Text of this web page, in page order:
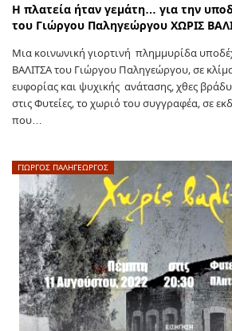
Η πλατεία ήταν γεμάτη… για την
του Γιώργου Παληγεώργου ΧΩΡΙΣ
Μια κοινωνική γιορτινή πλημμυρίδα
ΒΑΛΙΤΣΑ του Γιώργου Παληγεώργου, σε
ευφορίας και ψυχικής ανάτασης, χθες
στις Φυτείες, το χωριό του συγγραφέα, σε
που…
ΓΙΩΡΓΟΣ ΠΑΛΗΓΕΏΡΓΟΣ